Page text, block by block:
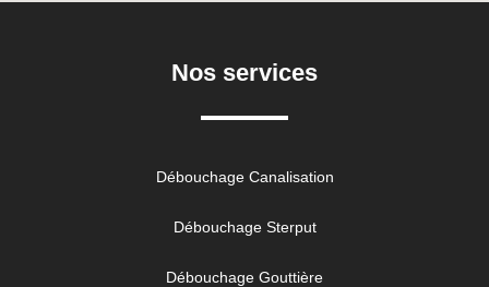
Nos services
Débouchage Canalisation
Débouchage Sterput
Débouchage Gouttière